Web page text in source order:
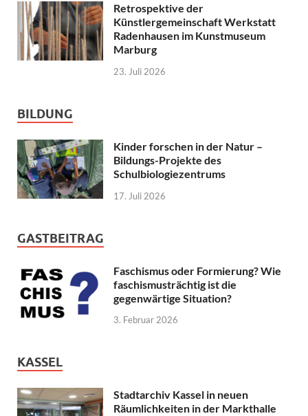
Retrospektive der
Künstlergemeinschaft Werkstatt
Radenhausen im Kunstmuseum
Marburg
23. Juli 2026
BILDUNG
Kinder forschen in der Natur –
Bildungs-Projekte des
Schulbiologiezentrums
17. Juli 2026
GASTBEITRAG
Faschismus oder Formierung? Wie
faschismusträchtig ist die
gegenwärtige Situation?
3. Februar 2026
KASSEL
Stadtarchiv Kassel in neuen
Räumlichkeiten in der Markthalle